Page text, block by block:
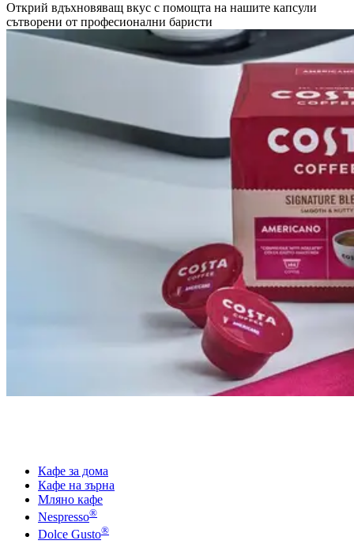
Открий вдъхновяващ вкус с помощта на нашите капсули
сътворени от професионални баристи
Кафе за дома
Кафе на зърна
Мляно кафе
Nespresso®
Dolce Gusto®